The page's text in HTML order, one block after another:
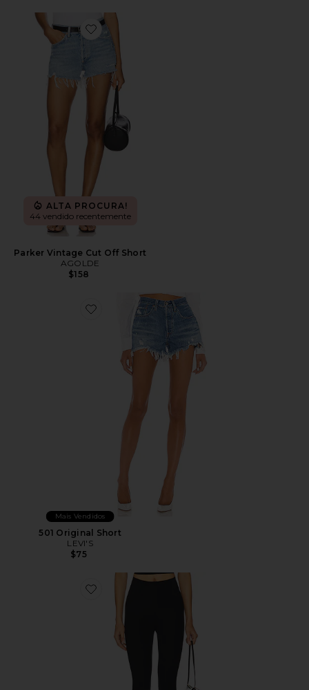
Favorite Parker Vintage Cut Off Short
ALTA PROCURA!
44 vendido recentemente
Parker Vintage Cut Off Short
AGOLDE
$158
Favorite 501 Original Short
Mais Vendidos
501 Original Short
LEVI'S
$75
Favorite Neoprene Capri Legging